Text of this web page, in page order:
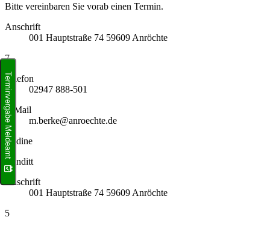
Bitte vereinbaren Sie vorab einen Termin.
Anschrift
001 Hauptstraße 74 59609 Anröchte
7
Telefon
02947 888-501
E-Mail
m.berke@anroechte.de
Nadine
Kanditt
Anschrift
001 Hauptstraße 74 59609 Anröchte
5
Terminvergabe Meldeamt